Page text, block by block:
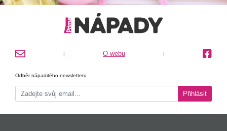
O webu
Odběr nápaditého newsletteru
Přihlásit